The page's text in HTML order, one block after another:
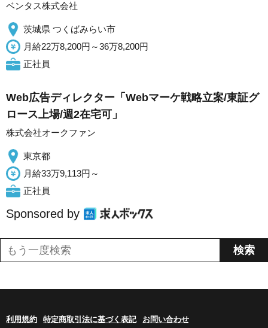
ベンタス株式会社
茨城県 つくばみらい市
月給22万8,200円～36万8,200円
正社員
Web広告ディレクター「Webマーケ戦略立案/東証グ
ロース上場/週2在宅可」
株式会社オークファン
東京都
月給33万9,113円～
正社員
Sponsored by
利用規約 特定商取引法に基づく表記 お問い合わせ